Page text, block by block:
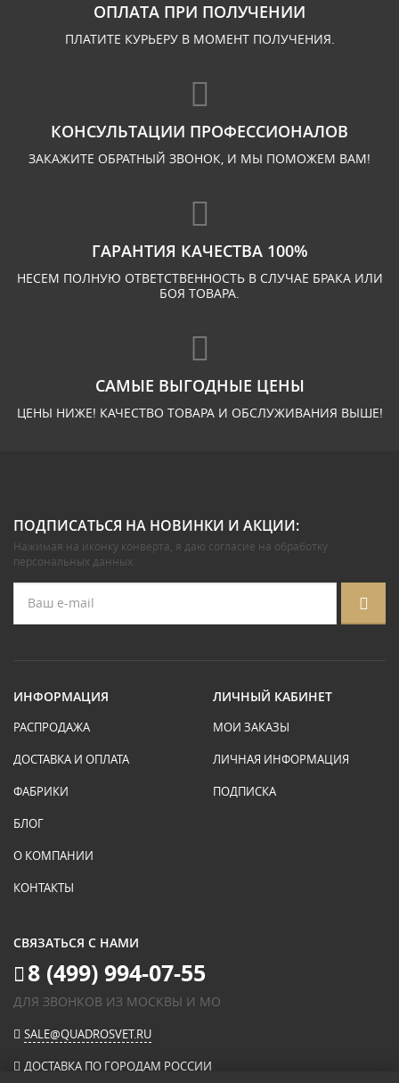
ОПЛАТА ПРИ ПОЛУЧЕНИИ
ПЛАТИТЕ КУРЬЕРУ В МОМЕНТ ПОЛУЧЕНИЯ.
КОНСУЛЬТАЦИИ ПРОФЕССИОНАЛОВ
ЗАКАЖИТЕ ОБРАТНЫЙ ЗВОНОК, И МЫ ПОМОЖЕМ ВАМ!
ГАРАНТИЯ КАЧЕСТВА 100%
НЕСЕМ ПОЛНУЮ ОТВЕТСТВЕННОСТЬ В СЛУЧАЕ БРАКА ИЛИ
БОЯ ТОВАРА.
САМЫЕ ВЫГОДНЫЕ ЦЕНЫ
ЦЕНЫ НИЖЕ! КАЧЕСТВО ТОВАРА И ОБСЛУЖИВАНИЯ ВЫШЕ!
ПОДПИСАТЬСЯ НА НОВИНКИ И АКЦИИ:
Нажимая на иконку конверта, я даю согласие на обработку
персональных данных.
ИНФОРМАЦИЯ
РАСПРОДАЖА
ДОСТАВКА И ОПЛАТА
ФАБРИКИ
БЛОГ
О КОМПАНИИ
КОНТАКТЫ
ЛИЧНЫЙ КАБИНЕТ
МОИ ЗАКАЗЫ
ЛИЧНАЯ ИНФОРМАЦИЯ
ПОДПИСКА
СВЯЗАТЬСЯ С НАМИ
8 (499) 994-07-55
ДЛЯ ЗВОНКОВ ИЗ МОСКВЫ И МО
SALE@QUADROSVET.RU
ДОСТАВКА ПО ГОРОДАМ РОССИИ